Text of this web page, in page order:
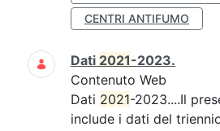
CENTRI ANTIFUMO
Dati 2021-2023.
Contenuto Web
Dati 2021-2023....Il
include i dati del